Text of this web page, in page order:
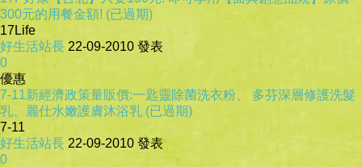
300元的用餐金額! (已過期)
17Life
好生活站長 22-09-2010 發表
0
優惠
7-11新經濟政策量販價:一匙靈除菌洗衣粉、 多芬深層修護洗髮
乳、麗仕水嫩護膚沐浴乳 (已過期)
7-11
好生活站長 22-09-2010 發表
0